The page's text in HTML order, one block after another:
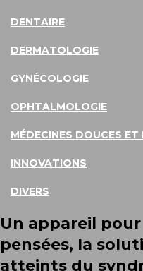
DENTAIRE
DERMATOLOGIE
GYNÉCOLOGIE
OPHTALMOLOGIE
MÉDECINES DOUCES ET
INNOVATIONS
DIVERS
Un appareil
pensées, la
atteints du